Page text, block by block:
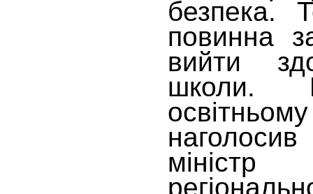
безпека.
повинна
вийти